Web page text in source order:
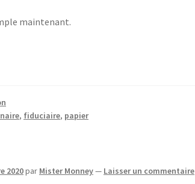
maintenant.
, fiduciaire, papier
2020par Mister Monney— Laisser un commentaire